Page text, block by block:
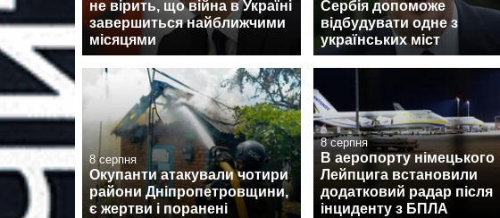
не вірить, що війна в Україні
завершиться найближчими
місяцями
Сербія допоможе
відбудувати одне з
українських міст
8 серпня
Окупанти атакували чотири
райони Дніпропетровщини,
є жертви і поранені
8 серпня
В аеропорту німецького
Лейпцига встановили
додатковий радар після
інциденту з БПЛА